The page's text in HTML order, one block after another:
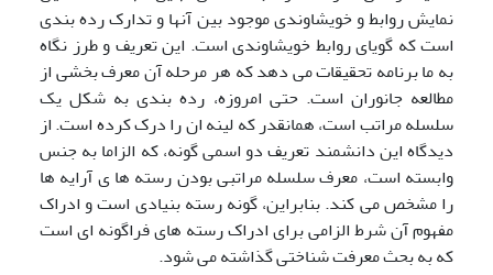
نمایش روابط و خویشاوندی موجود بین آنها و تدارک رده بندی
است که گویای روابط خویشاوندی است. این تعریف و طرز نگاه
به ما برنامه تحقیقات می دهد که هر مرحله آن معرف بخشی از
مطالعه جانوران است. حتی امروزه، رده بندی به شکل یک
سلسله مراتب است، همانقدر که لینه ان را درک کرده است. از
دیدگاه این دانشمند تعریف دو اسمی گونه، که الزاما به جنس
وابسته است، معرف سلسله مراتبی بودن رسته ها ی آرایه ها
را مشخص می کند. بنابراین، گونه رسته بنیادی است و ادراک
مفهوم آن شرط الزامی برای ادراک رسته های فراگونه ای است
که به بحث معرفت شناختی گذاشته می شود.